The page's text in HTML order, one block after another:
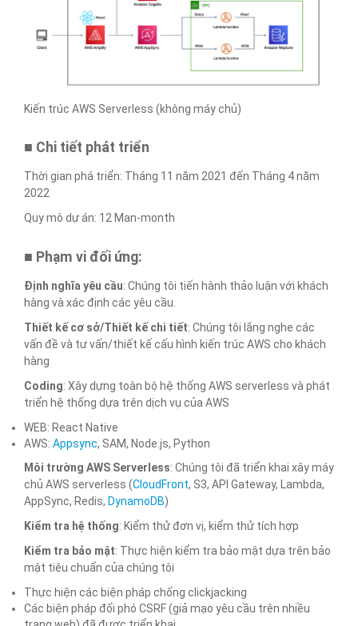
Kiến trúc AWS Serverless (không máy chủ)
■ Chi tiết phát triển
Thời gian phá triển: Tháng 11 năm 2021 đến Tháng 4 năm
2022
Quy mô dự án: 12 Man-month
■ Phạm vi đối ứng:
Định nghĩa yêu cầu: Chúng tôi tiến hành thảo luận với khách
hàng và xác định các yêu cầu.
Thiết kế cơ sở/Thiết kế chi tiết: Chúng tôi lắng nghe các
vấn đề và tư vấn/thiết kế cấu hình kiến ​​trúc AWS cho khách
hàng
Coding: Xây dựng toàn bộ hệ thống AWS serverless và phát
triển hệ thống dựa trên dịch vụ của AWS
WEB: React Native
AWS: Appsync, SAM, Node.js, Python
Môi trường AWS Serverless: Chúng tôi đã triển khai xây máy
chủ AWS serverless (CloudFront, S3, API Gateway, Lambda,
AppSync, Redis, DynamoDB)
Kiểm tra hệ thống: Kiểm thử đơn vị, kiểm thử tích hợp
Kiểm tra bảo mật: Thực hiện kiểm tra bảo mật dựa trên bảo
mật tiêu chuẩn của chúng tôi
Thực hiện các biện pháp chống clickjacking
Các biện pháp đối phó CSRF (giả mạo yêu cầu trên nhiều